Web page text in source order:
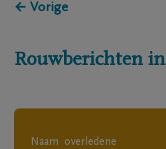
← Vorige
Rouwberichten in